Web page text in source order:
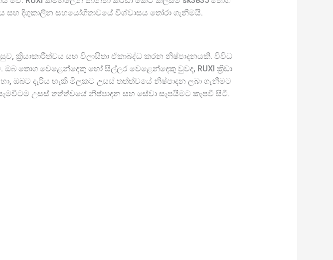
දිගුකාලීන සහයෝගීතාවයේ විශ්වාසය තෝරා ගැනීමයි.
ක්‍රියාකාරීත්වය සහ විලාසිතා ඒකාබද්ධ කරන නිෂ්පාදනයකි. විවිධ
තොග වෙළෙන්දෙකු හෝ සිල්ලර වෙළෙන්දෙකු වුවද, RUXI ක්‍රීඩා
ඔබට දැරිය හැකි මිලකට උසස් තත්ත්වයේ නිෂ්පාදන ලබා ගැනීමට
උසස් තත්ත්වයේ නිෂ්පාදන සහ සේවා සැපයීමට කැපවී සිටී.